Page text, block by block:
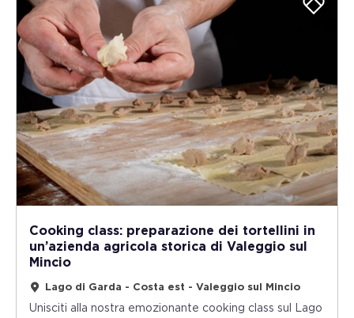
Cooking class: preparazione dei tortellini in
un’azienda agricola storica di Valeggio sul
Mincio
Lago di Garda - Costa est - Valeggio sul Mincio
Unisciti alla nostra emozionante cooking class sul Lago